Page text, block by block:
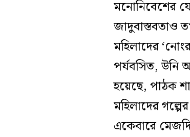
মনোনিবেশের
জাদুবাস্তবতাও
মহিলাদের
পর্যবসিত, উনি
হয়েছে, পাঠক
মহিলাদের
একেবারে